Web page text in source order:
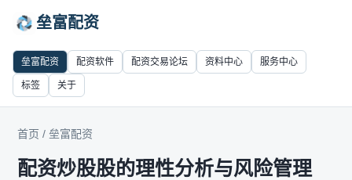
垒富配资
垒富配资 配资软件 配资交易论坛 资料中心 服务中心
标签 关于
首页 / 垒富配资
配资炒股股的理性分析与风险管理